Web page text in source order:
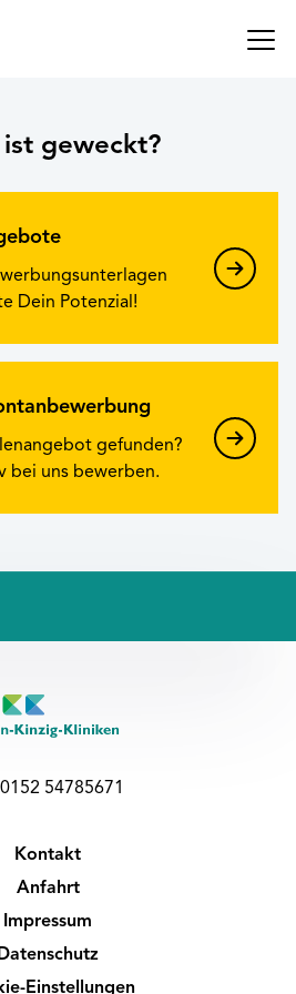
geweckt?
Dein Potenzial!
gefunden?
bei uns bewerben.
0152 54785671
Kontakt
Anfahrt
Impressum
Einstellungen